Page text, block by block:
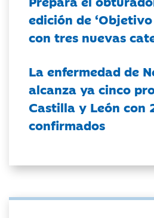
edición de
con tres nuevas
La enfermedad de
alcanza ya cinco
Castilla y León con
confirmados